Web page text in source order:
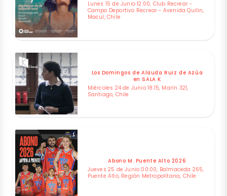
Lunes 15 de Junio 12:00, Club Recrear -
Campo Deportivo Recrear - Avenida Quilin,
Macul, Chile
Los Domingos de Alauda Ruiz de Azúa
en SALA K
Miércoles 24 de Junio 18:15, Marín 321,
Santiago, Chile
Abono M. Puente Alto 2026
Jueves 25 de Junio 00:00, Balmaceda 265,
Puente Alto, Región Metropolitana, Chile